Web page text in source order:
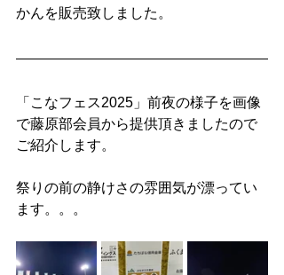
かんを販売致しました。
「こなフェス2025」前夜の様子を画像
で藤原部会員から提供頂きましたので
ご紹介します。
祭りの前の静けさの雰囲気が漂ってい
ます。。。